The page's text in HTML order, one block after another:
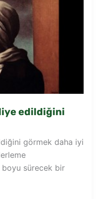
edildiğini
görmek daha iyi
sürecek bir